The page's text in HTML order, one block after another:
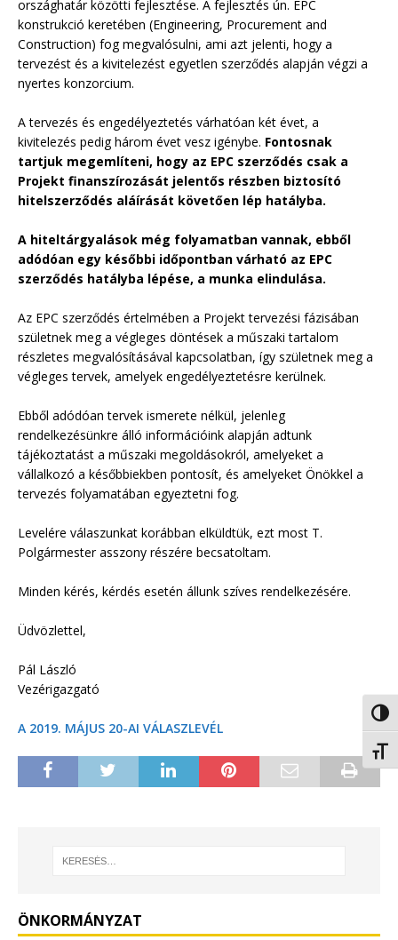
országhatár közötti fejlesztése. A fejlesztés ún. EPC
konstrukció keretében (Engineering, Procurement and
Construction) fog megvalósulni, ami azt jelenti, hogy a
tervezést és a kivitelezést egyetlen szerződés alapján végzi a
nyertes konzorcium.
A tervezés és engedélyeztetés várhatóan két évet, a
kivitelezés pedig három évet vesz igénybe. Fontosnak
tartjuk megemlíteni, hogy az EPC szerződés csak a
Projekt finanszírozását jelentős részben biztosító
hitelszerződés aláírását követően lép hatályba.
A hiteltárgyalások még folyamatban vannak, ebből
adódóan egy későbbi időpontban várható az EPC
szerződés hatályba lépése, a munka elindulása.
Az EPC szerződés értelmében a Projekt tervezési fázisában
születnek meg a végleges döntések a műszaki tartalom
részletes megvalósításával kapcsolatban, így születnek meg a
végleges tervek, amelyek engedélyeztetésre kerülnek.
Ebből adódóan tervek ismerete nélkül, jelenleg
rendelkezésünkre álló információink alapján adtunk
tájékoztatást a műszaki megoldásokról, amelyeket a
vállalkozó a későbbiekben pontosít, és amelyeket Önökkel a
tervezés folyamatában egyeztetni fog.
Levelére válaszunkat korábban elküldtük, ezt most T.
Polgármester asszony részére becsatoltam.
Minden kérés, kérdés esetén állunk szíves rendelkezésére.
Üdvözlettel,
Pál László
Vezérigazgató
A 2019. MÁJUS 20-AI VÁLASZLEVÉL
ÖNKORMÁNYZAT